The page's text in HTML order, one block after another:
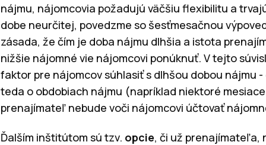
nájmu, nájomcovia požadujú väčšiu flexibilitu a
dobe neurčitej, povedzme so šesťmesačnou
zásada, že čím je doba nájmu dlhšia a istota
nižšie nájomné vie nájomcovi ponúknuť. V tejto
faktor pre nájomcov súhlasiť s dlhšou dobou nájmu -
teda o obdobiach nájmu (napríklad niektoré
prenajímateľ nebude voči nájomcovi účtovať
Ďalším inštitútom sú tzv. opcie, či už prenajímateľa,